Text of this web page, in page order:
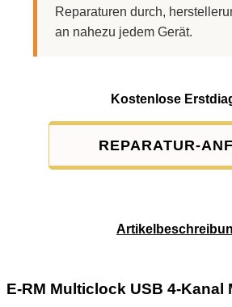
Reparaturen durch,
an nahezu jedem Gerät.
Kostenlose
REPARATUR-
E-RM Multiclock USB 4-Kanal